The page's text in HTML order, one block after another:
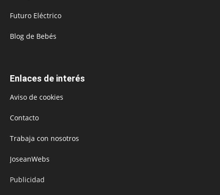
Futuro Eléctrico
Blog de Bebés
Enlaces de interés
Aviso de cookies
Contacto
Trabaja con nosotros
JoseanWebs
Publicidad